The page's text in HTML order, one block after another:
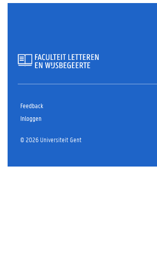
Feedback
Inloggen
© 2026 Universiteit Gent